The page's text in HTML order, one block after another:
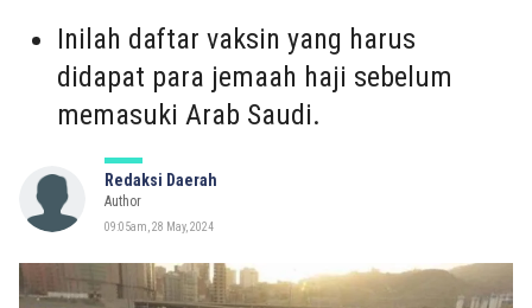
Inilah daftar vaksin yang harus
didapat para jemaah haji sebelum
memasuki Arab Saudi.
Redaksi Daerah
Author
09:05am, 28 May, 2024